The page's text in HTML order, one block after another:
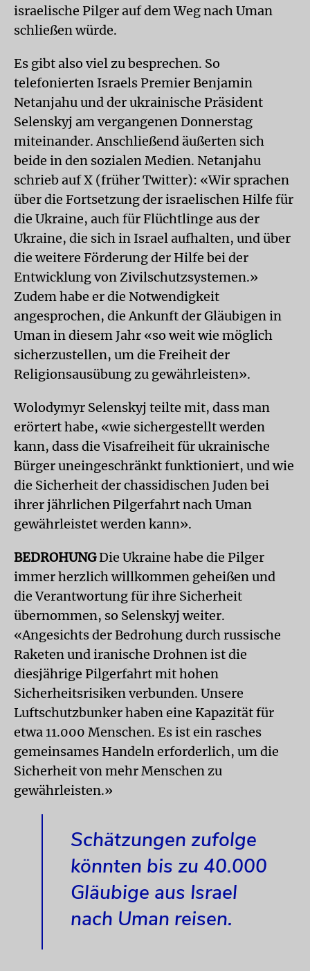
israelische Pilger auf dem Weg nach Uman
schließen würde.
Es gibt also viel zu besprechen. So
telefonierten Israels Premier Benjamin
Netanjahu und der ukrainische Präsident
Selenskyj am vergangenen Donnerstag
miteinander. Anschließend äußerten sich
beide in den sozialen Medien. Netanjahu
schrieb auf X (früher Twitter): «Wir sprachen
über die Fortsetzung der israelischen Hilfe für
die Ukraine, auch für Flüchtlinge aus der
Ukraine, die sich in Israel aufhalten, und über
die weitere Förderung der Hilfe bei der
Entwicklung von Zivilschutzsystemen.»
Zudem habe er die Notwendigkeit
angesprochen, die Ankunft der Gläubigen in
Uman in diesem Jahr «so ​​weit wie möglich
sicherzustellen, um die Freiheit der
Religionsausübung zu gewährleisten».
Wolodymyr Selenskyj teilte mit, dass man
erörtert habe, «wie sichergestellt werden
kann, dass die Visafreiheit für ukrainische
Bürger uneingeschränkt funktioniert, und wie
die Sicherheit der chassidischen Juden bei
ihrer jährlichen Pilgerfahrt nach Uman
gewährleistet werden kann».
BEDROHUNGDie Ukraine habe die Pilger
immer herzlich willkommen geheißen und
die Verantwortung für ihre Sicherheit
übernommen, so Selenskyj weiter.
«Angesichts der Bedrohung durch russische
Raketen und iranische Drohnen ist die
diesjährige Pilgerfahrt mit hohen
Sicherheitsrisiken verbunden. Unsere
Luftschutzbunker haben eine Kapazität für
etwa 11.000 Menschen. Es ist ein rasches
gemeinsames Handeln erforderlich, um die
Sicherheit von mehr Menschen zu
gewährleisten.»
Schätzungen zufolge
könnten bis zu 40.000
Gläubige aus Israel
nach Uman reisen.